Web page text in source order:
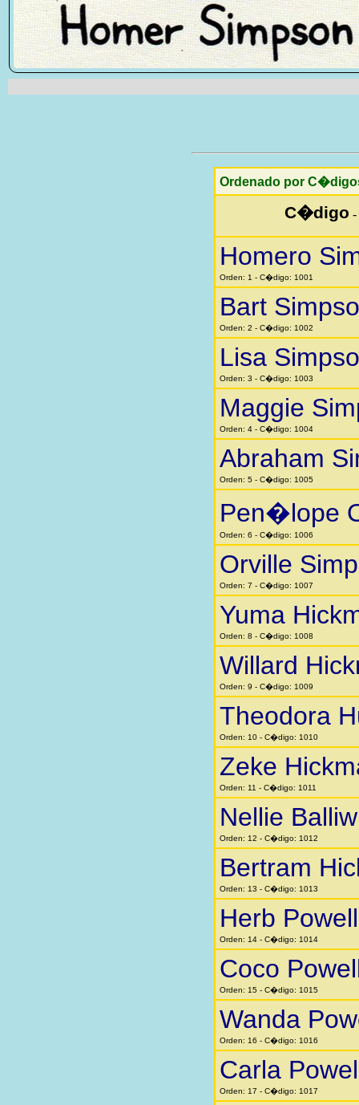
Ordenado por
C�digo -
Homero
Orden: 1 - C�digo: 1001
Bart
Orden: 2 - C�digo: 1002
Lisa
Orden: 3 - C�digo: 1003
Maggie
Orden: 4 - C�digo: 1004
Abraham
Orden: 5 - C�digo: 1005
Pen�lope
Orden: 6 - C�digo: 1006
Orville
Orden: 7 - C�digo: 1007
Yuma
Orden: 8 - C�digo: 1008
Willard
Orden: 9 - C�digo: 1009
Theodora
Orden: 10 - C�digo: 1010
Zeke
Orden: 11 - C�digo: 1011
Nellie
Orden: 12 - C�digo: 1012
Bertram
Orden: 13 - C�digo: 1013
Herb Powell
Orden: 14 - C�digo: 1014
Coco
Orden: 15 - C�digo: 1015
Wanda
Orden: 16 - C�digo: 1016
Carla
Orden: 17 - C�digo: 1017